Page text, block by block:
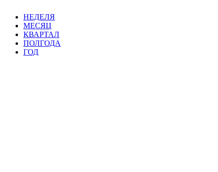
НЕДЕЛЯ
МЕСЯЦ
КВАРТАЛ
ПОЛГОДА
ГОД